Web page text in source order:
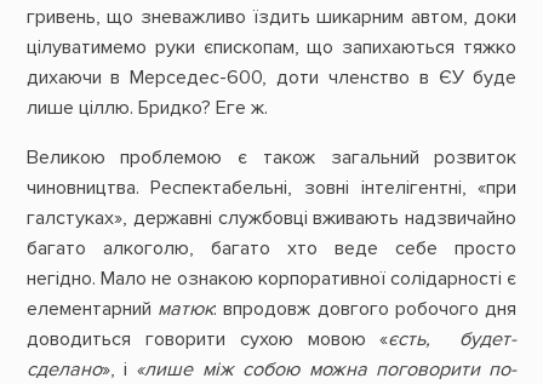
гривень, що зневажливо їздить шикарним автом, доки
цілуватимемо руки єпископам, що запихаються тяжко
дихаючи в Мерседес-600, доти членство в ЄУ буде
лише ціллю. Бридко? Еге ж.
Великою проблемою є також загальний розвиток
чиновництва. Респектабельні, зовні інтелігентні, «при
галстуках», державні службовці вживають надзвичайно
багато алкоголю, багато хто веде себе просто
негідно. Мало не ознакою корпоративної солідарності є
елементарний матюк: впродовж довгого робочого дня
доводиться говорити сухою мовою «єсть, будет-
сделано», і «лише між собою можна поговорити по-